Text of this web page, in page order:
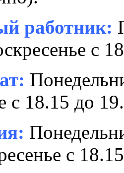
работник:
с
с 18.15 до
с